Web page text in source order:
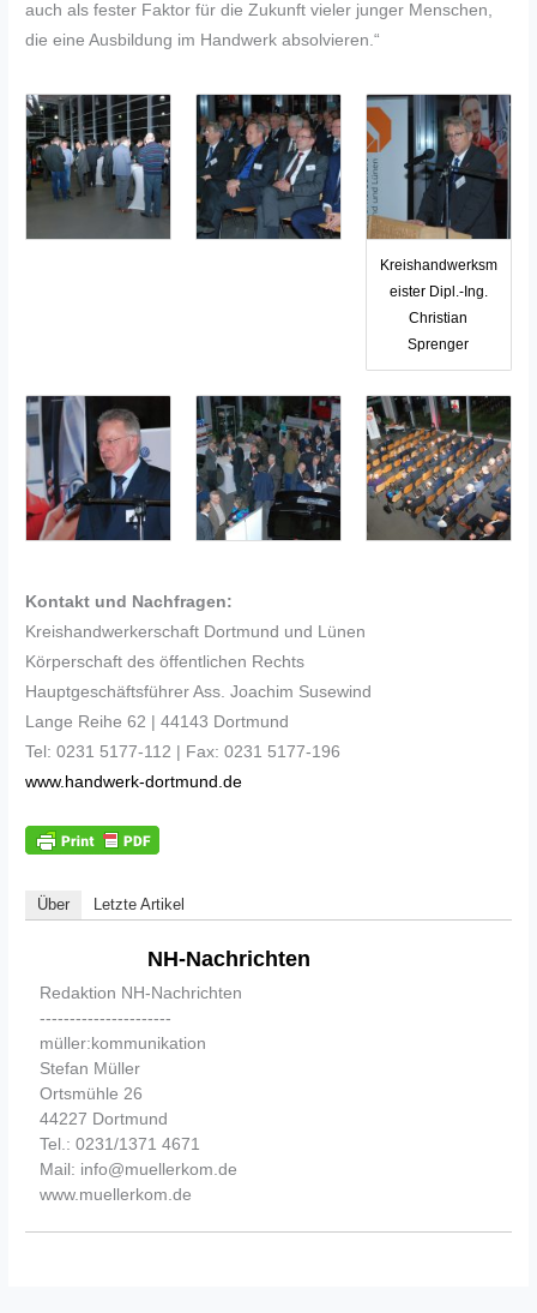
auch als fester Faktor für die Zukunft vieler junger Menschen,
die eine Ausbildung im Handwerk absolvieren.“
Kreishandwerksm
eister Dipl.-Ing.
Christian
Sprenger
Kontakt und Nachfragen:
Kreishandwerkerschaft Dortmund und Lünen
Körperschaft des öffentlichen Rechts
Hauptgeschäftsführer Ass. Joachim Susewind
Lange Reihe 62 | 44143 Dortmund
Tel: 0231 5177-112 | Fax: 0231 5177-196
www.handwerk-dortmund.de
Über Letzte Artikel
NH-Nachrichten
Redaktion NH-Nachrichten
----------------------
müller:kommunikation
Stefan Müller
Ortsmühle 26
44227 Dortmund
Tel.: 0231/1371 4671
Mail: info@muellerkom.de
www.muellerkom.de